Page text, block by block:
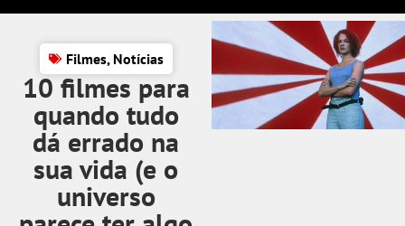
Filmes, Notícias
10 filmes para
quando tudo
dá errado na
sua vida (e o
universo